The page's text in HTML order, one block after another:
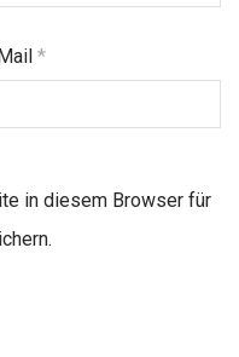
*
in diesem Browser für